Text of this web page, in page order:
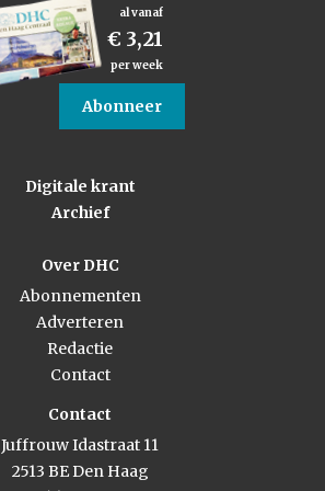
al vanaf
€ 3,21
per week
Abonneer
Digitale krant
Archief
Over DHC
Abonnementen
Adverteren
Redactie
Contact
Contact
Juffrouw Idastraat 11
2513 BE Den Haag